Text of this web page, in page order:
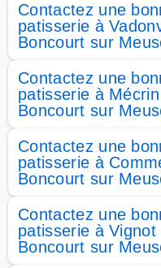
Contactez une
patisserie à
Boncourt sur
Contactez une
patisserie à
Boncourt sur
Contactez une
patisserie à
Boncourt sur
Contactez une
patisserie à
Boncourt sur